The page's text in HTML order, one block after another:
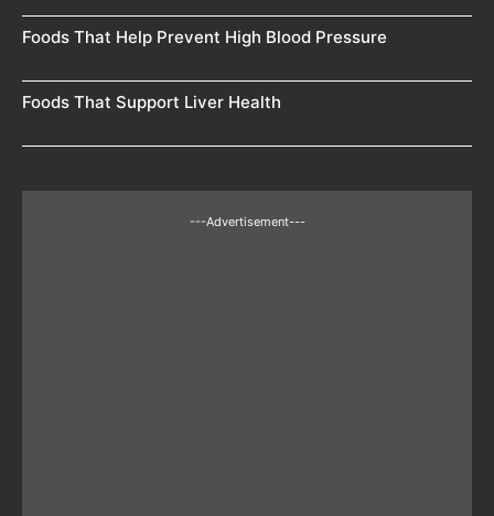
Foods That Help Prevent High Blood Pressure
Foods That Support Liver Health
---Advertisement---